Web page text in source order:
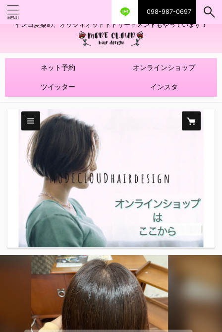
098-987-0697
艶ツヤヘアカラー！髪質改善トリートメントやハイライトを使ったデザ
イン白髪染め、オッジィオットトトリートメントもやっています！
ネット予約 オンラインショップ
ツイッター インスタ